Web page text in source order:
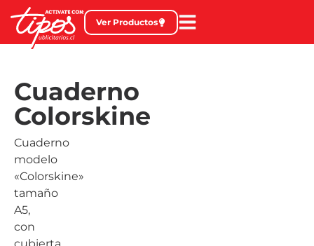
Ver Productos
Cuaderno
Colorskine
Cuaderno
modelo
«Colorskine»
tamaño
A5,
con